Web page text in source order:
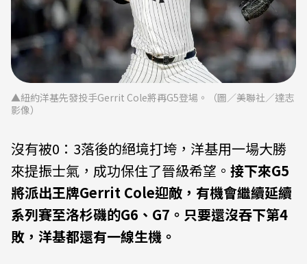
▲紐約洋基先發投手Gerrit Cole將再G5登場。（圖／美聯社／達志
影像）
沒有被0：3落後的絕境打垮，洋基用一場大勝
來提振士氣，成功保住了晉級希望。 接下來G5
將派出王牌Gerrit Cole迎敵，有機會繼續延續
系列賽至洛杉磯的G6、G7。只要還沒吞下第4
敗，洋基都還有一線生機。